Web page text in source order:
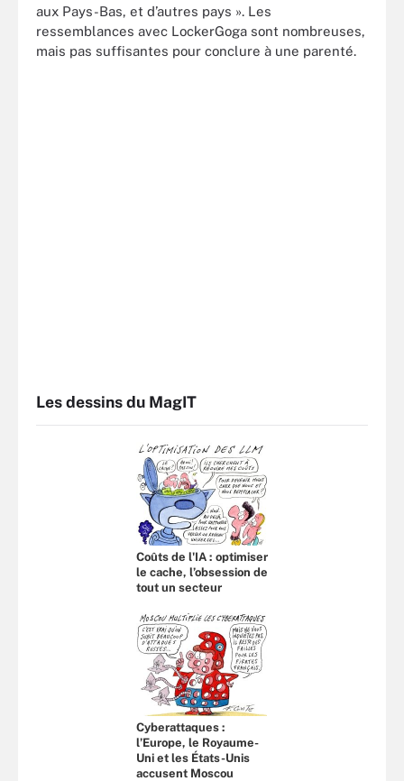
aux Pays-Bas, et d’autres pays ». Les
ressemblances avec LockerGoga sont nombreuses,
mais pas suffisantes pour conclure à une parenté.
Les dessins du MagIT
Coûts de l'IA : optimiser
le cache, l’obsession de
tout un secteur
Cyberattaques :
l’Europe, le Royaume-
Uni et les États-Unis
accusent Moscou